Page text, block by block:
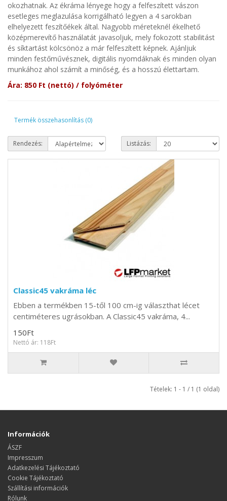
okozhatnak. Az ékráma lényege hogy a felfeszített vászon
esetleges meglazulása korrigálható legyen a 4 sarokban
elhelyezett feszítőékek által. Nagyobb méreteknél ékelhető
középmerevítő használatát javasoljuk, mely fokozott stabilitást
és síktartást kölcsönöz a már felfeszített képnek. Ajánljuk
minden festőművésznek, digitális nyomdáknak és minden olyan
munkához ahol számít a minőség, és a hosszú élettartam.
Ára: 850 Ft (nettó) / folyóméter
Termék összehasonlítás (0)
Rendezés: Listázás:
Classic45 vakráma léc
Ebben a termékben 15-től 100 cm-ig választhat lécet
centiméteres ugrásokban. A Classic45 vakráma, 4...
150Ft
Nettó ár: 118Ft
Tételek: 1 - 1 / 1 (1 oldal)
Információk
ÁSZF
Impresszum
Adatkezelési Tájékoztató
Cookie Tájékoztató
Szállítási információk
Rólunk